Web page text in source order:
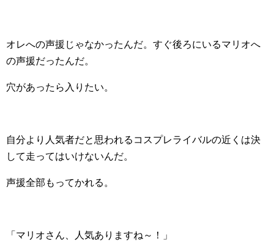
オレへの声援じゃなかったんだ。すぐ後ろにいるマリオへ
の声援だったんだ。
穴があったら入りたい。
自分より人気者だと思われるコスプレライバルの近くは決
して走ってはいけないんだ。
声援全部もってかれる。
「マリオさん、人気ありますね～！」